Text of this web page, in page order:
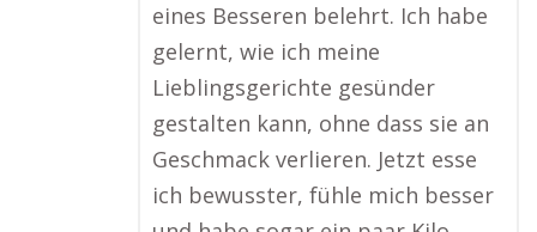
eines Besseren belehrt. Ich habe
gelernt, wie ich meine
Lieblingsgerichte gesünder
gestalten kann, ohne dass sie an
Geschmack verlieren. Jetzt esse
ich bewusster, fühle mich besser